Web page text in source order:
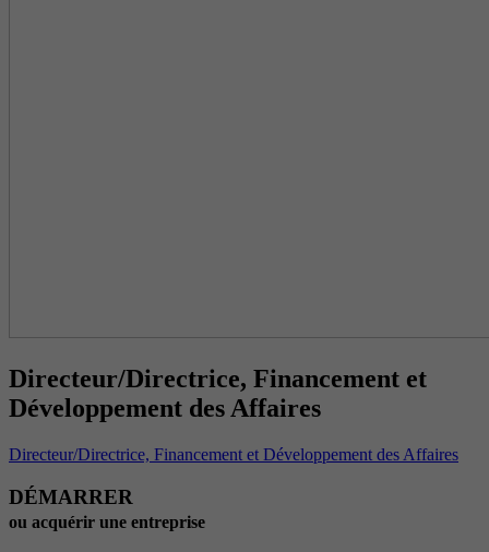
Directeur/Directrice, Financement et
Développement des Affaires
Directeur/Directrice, Financement et Développement des Affaires
DÉMARRER
ou acquérir une entreprise